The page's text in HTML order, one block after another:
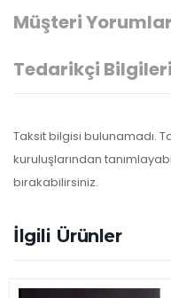
Müşteri
Tedarikçi Bilgileri
Taksit bilgisi bulunamadı.
kuruluşlarından
bırakabilirsiniz.
İlgili Ürünler